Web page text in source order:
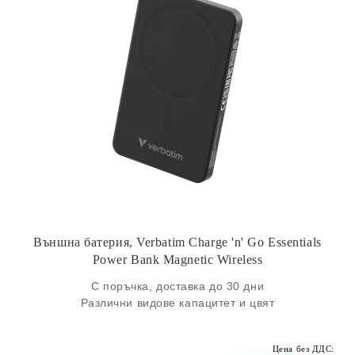
Външна батерия, Verbatim Charge 'n' Go Essentials
Power Bank Magnetic Wireless
С поръчка, доставка до 30 дни
Различни видове капацитет и цвят
Цена без ДДС: